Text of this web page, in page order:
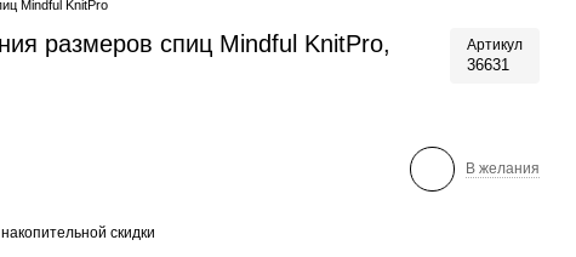
Mindful KnitPro
размеров спиц Mindful KnitPro,
Артикул
36631
В желания
скидки